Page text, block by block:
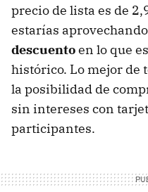
precio de lista es de
estarías
descuentoen lo que
histórico. Lo mejor de
la posibilidad de
sin intereses con
participantes.